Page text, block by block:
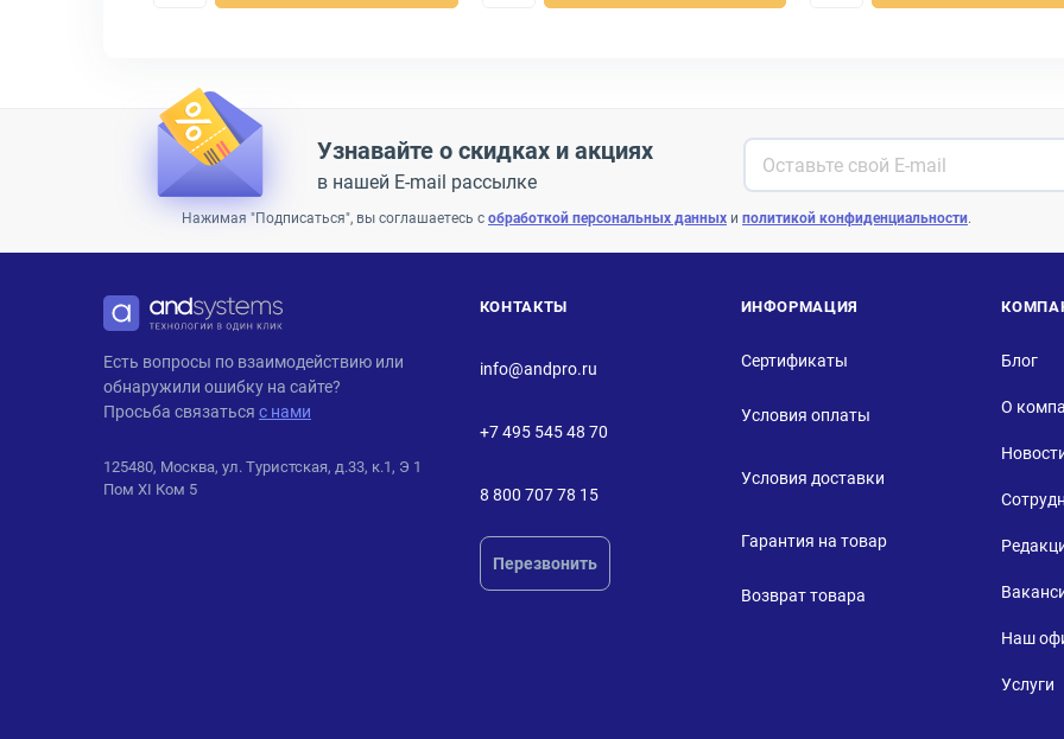
Узнавайте о скидках и акциях
в нашей E-mail рассылке
Нажимая "Подписаться", вы соглашаетесь с обработкой персональных данных и политикой конфиденциальности.
ANDPRO
Есть вопросы по взаимодействию или
обнаружили ошибку на сайте?
Просьба связаться с нами
125480, Москва, ул. Туристская, д.33, к.1, Э 1
Пом XI Ком 5
КОНТАКТЫ
info@andpro.ru
+7 495 545 48 70
8 800 707 78 15
Перезвонить
ИНФОРМАЦИЯ
Сертификаты
Условия оплаты
Условия доставки
Гарантия на товар
Возврат товара
Блог
О
Наш
Услуги